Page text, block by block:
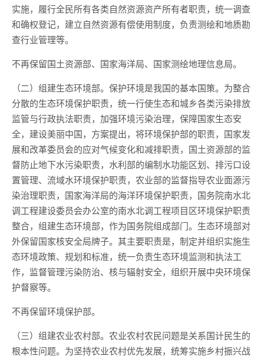
实施，履行全民所有各类自然资源资产所有者职责，统一调查
和确权登记，建立自然资源有偿使用制度，负责测绘和地质勘
查行业管理等。
不再保留国土资源部、国家海洋局、国家测绘地理信息局。
（二）组建生态环境部。保护环境是我国的基本国策。为整合
分散的生态环境保护职责，统一行使生态和城乡各类污染排放
监管与行政执法职责，加强环境污染治理，保障国家生态安
全，建设美丽中国，方案提出，将环境保护部的职责，国家发
展和改革委员会的应对气候变化和减排职责，国土资源部的监
督防止地下水污染职责，水利部的编制水功能区划、排污口设
置管理、流域水环境保护职责，农业部的监督指导农业面源污
染治理职责，国家海洋局的海洋环境保护职责，国务院南水北
调工程建设委员会办公室的南水北调工程项目区环境保护职责
整合，组建生态环境部，作为国务院组成部门。生态环境部对
外保留国家核安全局牌子。其主要职责是，制定并组织实施生
态环境政策、规划和标准，统一负责生态环境监测和执法工
作，监督管理污染防治、核与辐射安全，组织开展中央环境保
护督察等。
不再保留环境保护部。
（三）组建农业农村部。农业农村农民问题是关系国计民生的
根本性问题。为坚持农业农村优先发展，统筹实施乡村振兴战